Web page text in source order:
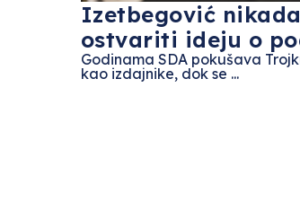
Izetbegović
ostvariti ideju o
Godinama SDA pokušava
kao izdajnike, dok se ...